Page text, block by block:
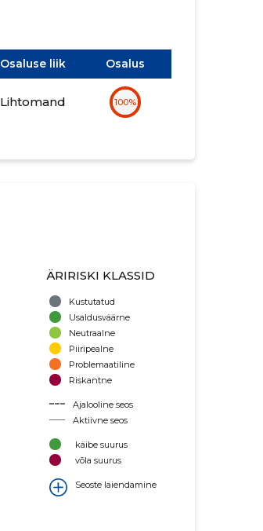
Osaluse liik Osalus
Lihtomand 100%
ÄRIRISKI KLASSID
Kustutatud
Usaldusväärne
Neutraalne
Piiripealne
Problemaatiline
Riskantne
Ajalooline seos
Aktiivne seos
käibe suurus
võla suurus
Seoste laiendamine